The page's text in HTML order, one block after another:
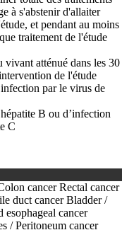
à s'abstenir d'allaiter
et pendant au moins
traitement de l'étude
atténué dans les 30
de l'étude
par le virus de
B ou d’infection
C
cancerRectal cancer
duct cancerBladder /
esophageal cancer
/ Peritoneum cancer